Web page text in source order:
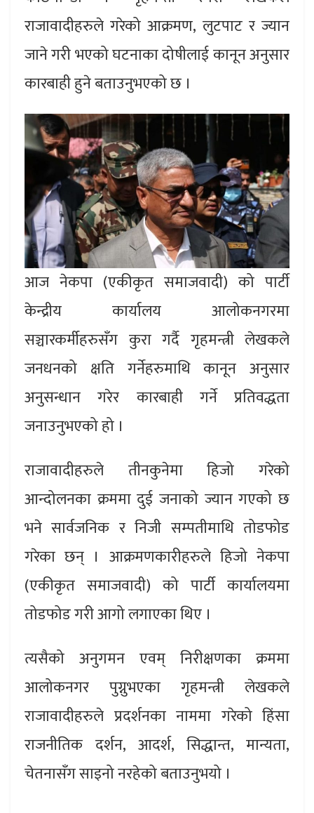
राजावादीहरुले गरेको आक्रमण, लुटपाट र ज्यान
जाने गरी भएको घटनाका दोषीलाई कानून अनुसार
कारबाही हुने बताउनुभएको छ ।
आज नेकपा (एकीकृत समाजवादी) को पार्टी
केन्द्रीय कार्यालय आलोकनगरमा
सञ्चारकर्मीहरुसँग कुरा गर्दै गृहमन्त्री लेखकले
जनधनको क्षति गर्नेहरुमाथि कानून अनुसार
अनुसन्धान गरेर कारबाही गर्ने प्रतिवद्धता
जनाउनुभएको हो ।
राजावादीहरुले तीनकुनेमा हिजो गरेको
आन्दोलनका क्रममा दुई जनाको ज्यान गएको छ
भने सार्वजनिक र निजी सम्पतीमाथि तोडफोड
गरेका छन् । आक्रमणकारीहरुले हिजो नेकपा
(एकीकृत समाजवादी) को पार्टी कार्यालयमा
तोडफोड गरी आगो लगाएका थिए ।
त्यसैको अनुगमन एवम् निरीक्षणका क्रममा
आलोकनगर पुग्नुभएका गृहमन्त्री लेखकले
राजावादीहरुले प्रदर्शनका नाममा गरेको हिंसा
राजनीतिक दर्शन, आदर्श, सिद्धान्त, मान्यता,
चेतनासँग साइनो नरहेको बताउनुभयो ।